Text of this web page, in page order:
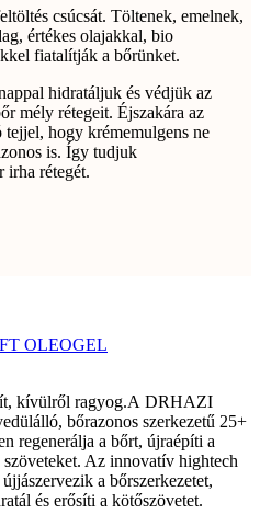
csúcsát. Töltenek, emelnek,
értékes olajakkal, bio
fiatalítják a bőrünket.
hidratáljuk és védjük az
mély rétegeit. Éjszakára az
hogy krémemulgens ne
is. Így tudjuk
irha rétegét.
OLEOGEL
kívülről ragyog.A DRHAZI
bőrazonos szerkezetű 25+
regenerálja a bőrt, újraépíti a
Az innovatív hightech
a bőrszerkezetet,
és erősíti a kötőszövetet.